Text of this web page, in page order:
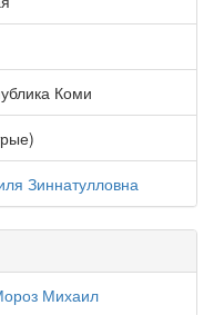
Коми
Зиннатулловна
Михаил